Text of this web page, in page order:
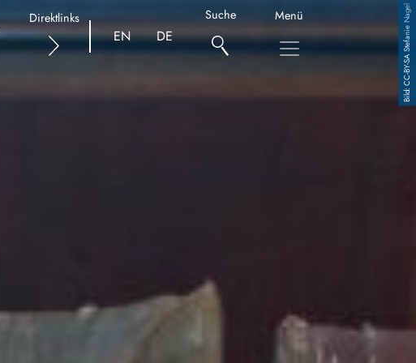
Direktlinks
EN DE
Suche Menü
Copyright
CC-BY-SA Stefanie Nagel